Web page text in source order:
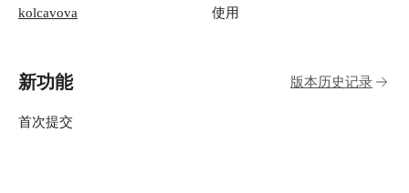
kolcavova
使用
新功能 版本历史记录
首次提交